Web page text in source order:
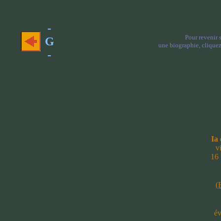
-
G
-
Pour revenir
une biographie,
Ia
16